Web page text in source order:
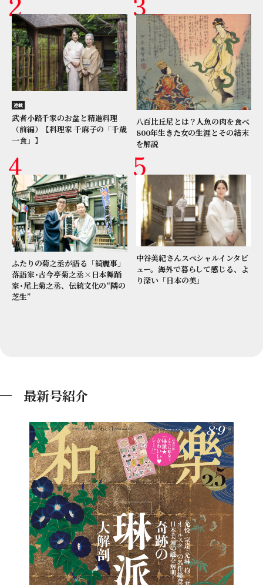
連載
武者小路千家のお盆と精進料理
（前編）【料理家 千麻子の「千歳
一食」】
八百比丘尼とは？人魚の肉を食べ
800年生きた女の生涯とその結末
を解説
ふたりの菊之丞が語る「綺麗事」
落語家･古今亭菊之丞×日本舞踊
家･尾上菊之丞、伝統文化の“隣の
芝生”
中谷美紀さんスペシャルインタビ
ュー。海外で暮らして感じる、よ
り深い「日本の美」
最新号紹介